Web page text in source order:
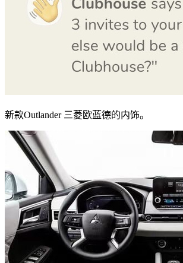
新款Outlander 三菱欧蓝德的内饰。